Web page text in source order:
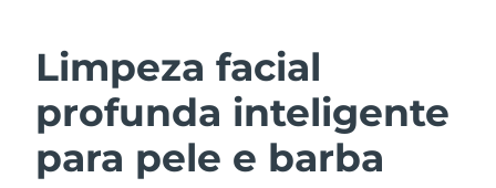
Limpeza facial
profunda inteligente
para pele e barba
Limpeza facial
LUNA™ 4 kit
Lifting facial
BEAR™ 2 kit
Barein Entrega prevista
Bélgica Entrega prevista